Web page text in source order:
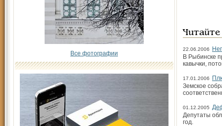
Все фотографии
22.06.2006
В Рыбинске
кавычки,
17.01.2006
Земское
01.12.2005
Депутаты
год.